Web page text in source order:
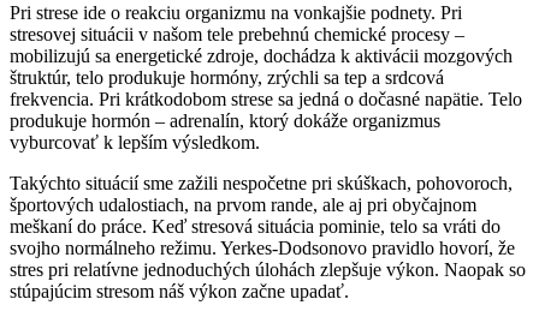
Pri strese ide o reakciu organizmu na vonkajšie podnety. Pri
stresovej situácii v našom tele prebehnú chemické procesy –
mobilizujú sa energetické zdroje, dochádza k aktivácii mozgových
štruktúr, telo produkuje hormóny, zrýchli sa tep a srdcová
frekvencia. Pri krátkodobom strese sa jedná o dočasné napätie. Telo
produkuje hormón – adrenalín, ktorý dokáže organizmus
vyburcovať k lepším výsledkom.
Takýchto situácií sme zažili nespočetne pri skúškach, pohovoroch,
športových udalostiach, na prvom rande, ale aj pri obyčajnom
meškaní do práce. Keď stresová situácia pominie, telo sa vráti do
svojho normálneho režimu. Yerkes-Dodsonovo pravidlo hovorí, že
stres pri relatívne jednoduchých úlohách zlepšuje výkon. Naopak so
stúpajúcim stresom náš výkon začne upadať.